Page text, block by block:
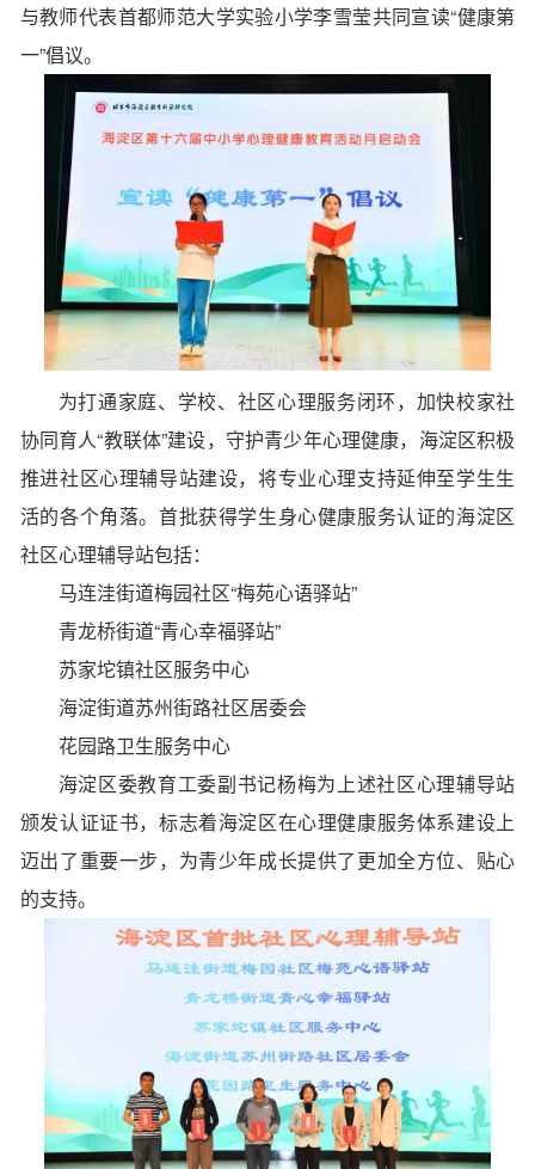
与教师代表首都师范大学实验小学李雪莹共同宣读“健康第
一”倡议。
为打通家庭、学校、社区心理服务闭环，加快校家社
协同育人“教联体”建设，守护青少年心理健康，海淀区积极
推进社区心理辅导站建设，将专业心理支持延伸至学生生
活的各个角落。 首批获得学生身心健康服务认证的海淀区
社区心理辅导站包括：
马连洼街道梅园社区“梅苑心语驿站”
青龙桥街道“青心幸福驿站”
苏家坨镇社区服务中心
海淀街道苏州街路社区居委会
花园路卫生服务中心
海淀区委教育工委副书记杨梅为上述社区心理辅导站
颁发认证证书，标志着海淀区在心理健康服务体系建设上
迈出了重要一步，为青少年成长提供了更加全方位、贴心
的支持。